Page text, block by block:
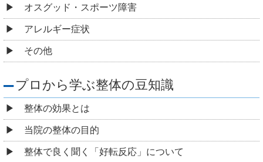
オスグッド・スポーツ障害
アレルギー症状
その他
プロから学ぶ整体の豆知識
整体の効果とは
当院の整体の目的
整体で良く聞く「好転反応」について